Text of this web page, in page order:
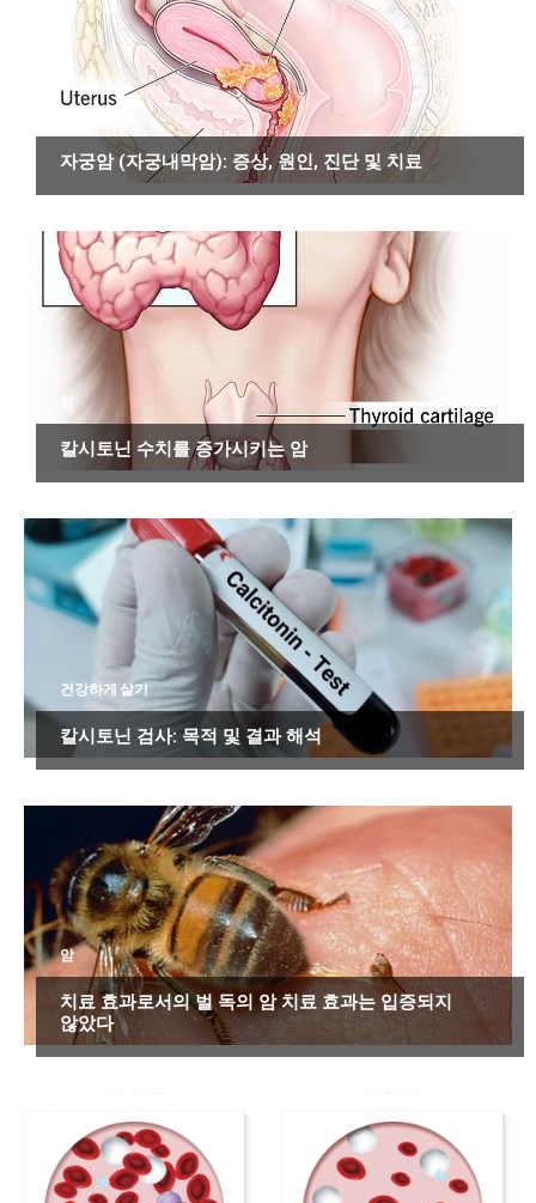
자궁암 (자궁내막암): 증상, 원인, 진단 및 치료
칼시토닌 수치를 증가시키는 암
건강하게 살기
칼시토닌 검사: 목적 및 결과 해석
암
치료 효과로서의 벌 독의 암 치료 효과는 입증되지
않았다